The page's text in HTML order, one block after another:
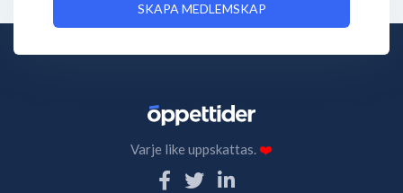
SKAPA MEDLEMSKAP
Varje like uppskattas.❤️